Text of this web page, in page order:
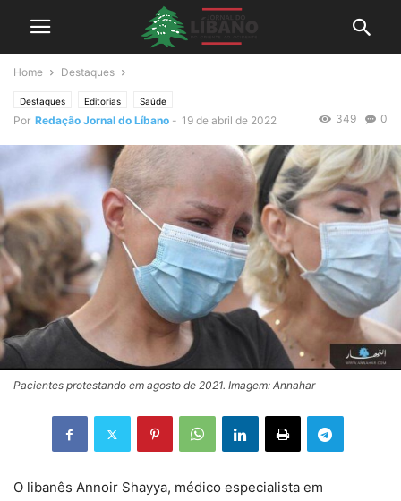
Home Destaques
Destaques Editorias Saúde
Por Redação Jornal do Líbano - 19 de abril de 2022 0
349
Pacientes protestando em agosto de 2021. Imagem: Annahar
O libanês Annoir Shayya, médico especialista em